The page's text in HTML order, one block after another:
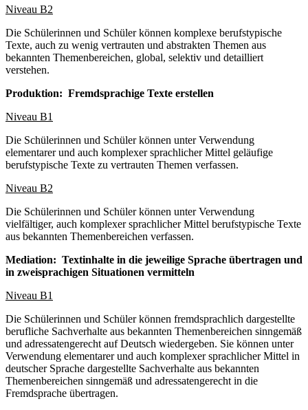
Niveau B2
Die Schülerinnen und Schüler können komplexe berufstypische
Texte, auch zu wenig vertrauten und abstrakten Themen aus
bekannten Themenbereichen, global, selektiv und detailliert
verstehen.
Produktion: Fremdsprachige Texte erstellen
Niveau B1
Die Schülerinnen und Schüler können unter Verwendung
elementarer und auch komplexer sprachlicher Mittel geläufige
berufstypische Texte zu vertrauten Themen verfassen.
Niveau B2
Die Schülerinnen und Schüler können unter Verwendung
vielfältiger, auch komplexer sprachlicher Mittel berufstypische Texte
aus bekannten Themenbereichen verfassen.
Mediation: Textinhalte in die jeweilige Sprache übertragen und
in zweisprachigen Situationen vermitteln
Niveau B1
Die Schülerinnen und Schüler können fremdsprachlich dargestellte
berufliche Sachverhalte aus bekannten Themenbereichen sinngemäß
und adressatengerecht auf Deutsch wiedergeben. Sie können unter
Verwendung elementarer und auch komplexer sprachlicher Mittel in
deutscher Sprache dargestellte Sachverhalte aus bekannten
Themenbereichen sinngemäß und adressatengerecht in die
Fremdsprache übertragen.